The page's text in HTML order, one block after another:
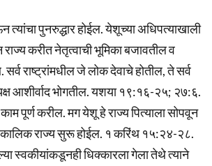
त्यांचा पुनरुद्धार होईल. येशूच्या अधिपत्याखाली
करीत नेतृत्वाची भूमिका बजावतील व
सर्व राष्ट्रांमधील जे लोक देवाचे होतील, ते सर्व
आशीर्वाद भोगतील. यशया १९:१६-२५; २७:६.
पूर्ण करील. मग येशू हे राज्य पित्याला सोपवून
राज्य सुरू होईल. १ करिंथ १५:२४-२८.
स्वकीयांकडूनही धिक्कारला गेला तेथे त्याने